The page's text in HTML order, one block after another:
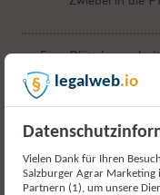
5.
Blättrig
kurz mitrösten.
6.
Mit einem
Sahne und
5. Spätzle in
Abseihen und
legalweb.io
Vielen Dank für Ihren
Salzburger Agrar
Partnern (1), um unsere